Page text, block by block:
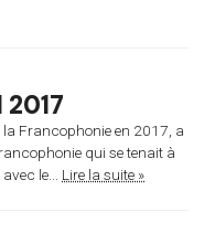
2017
la Francophonie en 2017, a
qui se tenait à
le... Lire la suite »